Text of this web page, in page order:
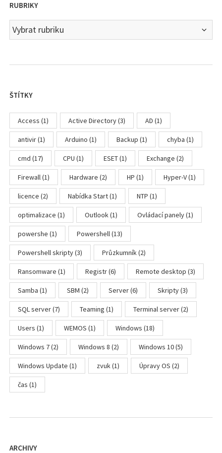
RUBRIKY
Rubriky
ŠTÍTKY
Access (1) Active Directory(3) AD (1)
antivir(1) Arduino (1) Backup (1) chyba (1)
cmd (17) CPU (1) ESET(1) Exchange (2)
Firewall(1) Hardware (2) HP (1) Hyper-V(1)
licence (2) Nabídka Start(1) NTP (1)
optimalizace (1) Outlook(1) Ovládací panely(1)
powershe (1) Powershell(13)
Powershell skripty(3) Průzkumník(2)
Ransomware (1) Registr(6) Remote desktop (3)
Samba (1) SBM (2) Server(6) Skripty(3)
SQL server(7) Teaming (1) Terminal server(2)
Users (1) WEMOS (1) Windows (18)
Windows 7(2) Windows 8 (2) Windows 10(5)
Windows Update (1) zvuk (1) Úpravy OS (2)
čas (1)
ARCHIVY